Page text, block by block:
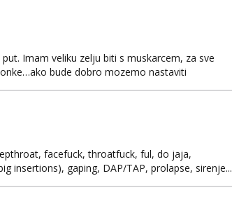
Imam veliku zelju biti s muskarcem, za sve
bude dobro mozemo nastaviti
facefuck, throatfuck, ful, do jaja,
insertions), gaping, DAP/TAP, prolapse, sirenje...